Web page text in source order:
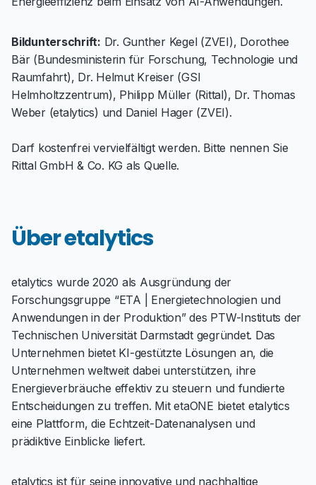
Bildunterschrift: Dr. Gunther Kegel (ZVEI), Dorothee
Bär (Bundesministerin für Forschung, Technologie und
Raumfahrt), Dr. Helmut Kreiser (GSI
Helmholtzzentrum), Philipp Müller (Rittal), Dr. Thomas
Weber (etalytics) und Daniel Hager (ZVEI).
Darf kostenfrei vervielfältigt werden. Bitte nennen Sie
Rittal GmbH & Co. KG als Quelle.
Über etalytics
etalytics wurde 2020 als Ausgründung der
Forschungsgruppe “ETA | Energietechnologien und
Anwendungen in der Produktion” des PTW-Instituts der
Technischen Universität Darmstadt gegründet. Das
Unternehmen bietet KI-gestützte Lösungen an, die
Unternehmen weltweit dabei unterstützen, ihre
Energieverbräuche effektiv zu steuern und fundierte
Entscheidungen zu treffen. Mit etaONE bietet etalytics
eine Plattform, die Echtzeit-Datenanalysen und
prädiktive Einblicke liefert.
etalytics ist für seine innovative und nachhaltige